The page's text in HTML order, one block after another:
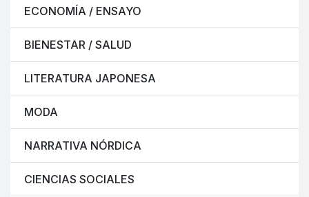
ECONOMÍA / ENSAYO
BIENESTAR / SALUD
LITERATURA JAPONESA
MODA
NARRATIVA NÓRDICA
CIENCIAS SOCIALES